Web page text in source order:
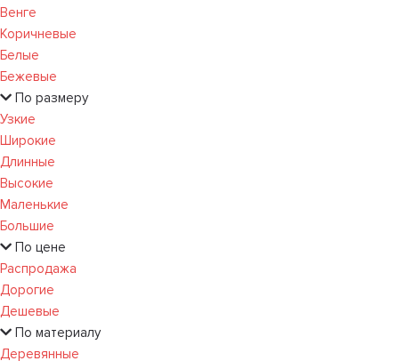
Венге
Коричневые
Белые
Бежевые
По размеру
Узкие
Широкие
Длинные
Высокие
Маленькие
Большие
По цене
Распродажа
Дорогие
Дешевые
По материалу
Деревянные